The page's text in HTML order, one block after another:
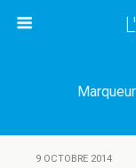
9 OCTOBRE 2014